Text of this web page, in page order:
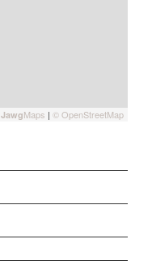
JawgMaps | © OpenStreetMap